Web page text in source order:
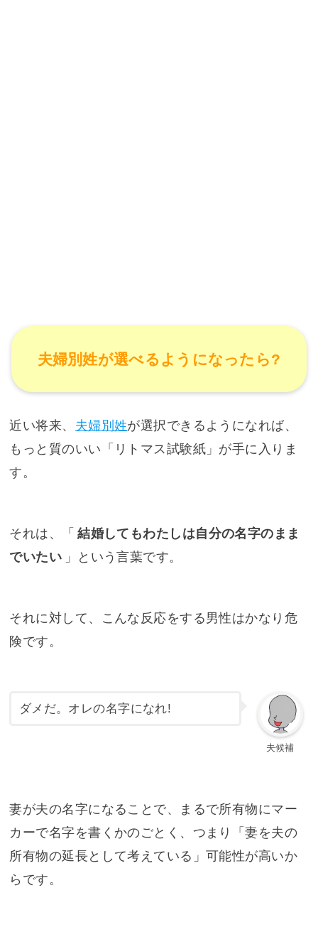
夫婦別姓が選べるようになったら?
近い将来、 夫婦別姓が選択できるようになれば、
もっと質のいい「リトマス試験紙」が手に入りま
す。
それは、「 結婚してもわたしは自分の名字のまま
でいたい 」という言葉です。
それに対して、こんな反応をする男性はかなり危
険です。
夫候補
ダメだ。オレの名字になれ!
妻が夫の名字になることで、まるで所有物にマー
カーで名字を書くかのごとく、つまり「妻を夫の
所有物の延長として考えている」可能性が高いか
らです。